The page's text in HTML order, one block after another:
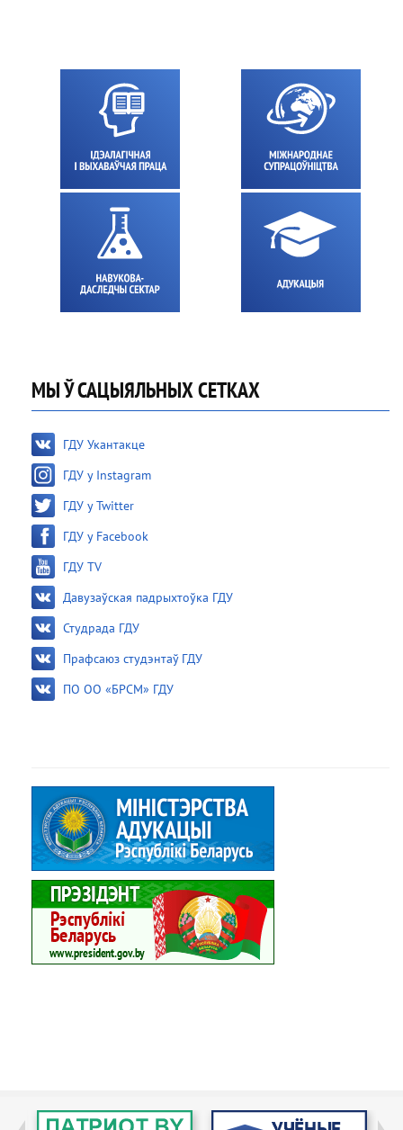
МЫ Ў САЦЫЯЛЬНЫХ СЕТКАХ
ГДУ Укантакце
ГДУ у Instagram
ГДУ у Twitter
ГДУ у Facebook
ГДУ TV
Давузаўская падрыхтоўка ГДУ
Студрада ГДУ
Прафсаюз студэнтаў ГДУ
ПО ОО «БРСМ» ГДУ